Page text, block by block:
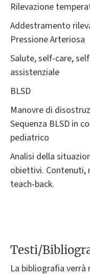
Rilevazione
Addestramento
Pressione Arteriosa
Salute, self-care,
assistenziale
BLSD
Manovre di
Sequenza BLSD in
pediatrico
Analisi della
obiettivi. Contenuti,
teach-back.
Testi/
La bibliografia verrà